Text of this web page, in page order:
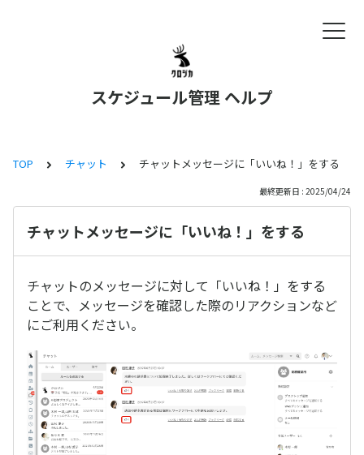
スケジュール管理 ヘルプ
TOP チャット チャットメッセージに「いいね！」をする
最終更新日 : 2025/04/24
チャットメッセージに「いいね！」をする
チャットのメッセージに対して「いいね！」をする
ことで、メッセージを確認した際のリアクションなど
にご利用ください。